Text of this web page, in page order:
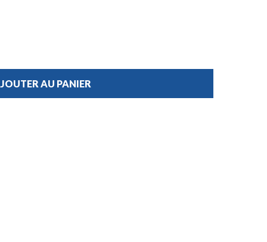
AU PANIER